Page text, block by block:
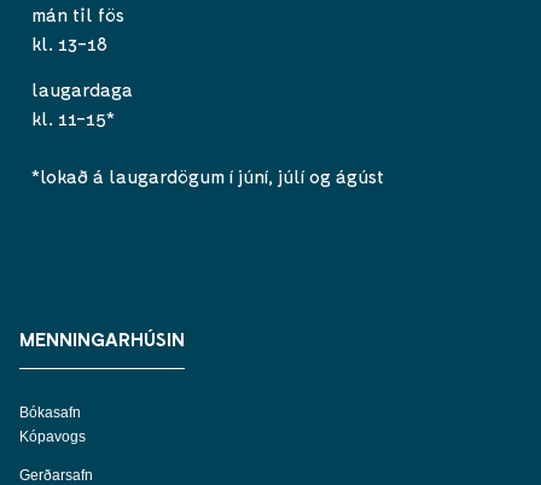
mán til fös
kl. 13-18
laugardaga
kl. 11-15*
*lokað á laugardögum í júní, júlí og ágúst
MENNINGARHÚSIN
Bókasafn
Kópavogs
Gerðarsafn